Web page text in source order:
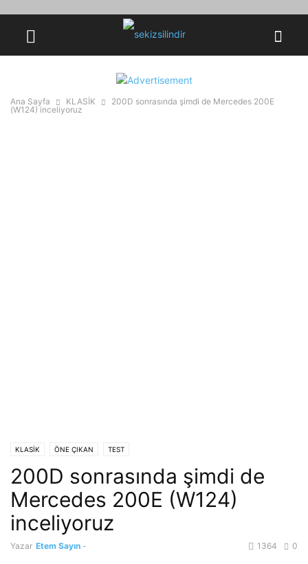
Ana Sayfa KLASİK
200D sonrasında şimdi de Mercedes 200E
(W124) inceliyoruz
KLASİK ÖNE ÇIKAN TEST
200D sonrasında şimdi de
Mercedes 200E (W124)
inceliyoruz
Yazar Etem Sayın - 0
1364